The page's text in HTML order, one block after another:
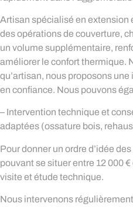
Artisan spécialisé en extension
des opérations de couverture,
un volume supplémentaire,
améliorer le confort thermique.
qu’artisan, nous proposons
en confiance. Nous pouvons
– Intervention technique et
adaptées (ossature bois,
Pour donner un ordre d’idée
pouvant se situer entre 12 000
visite et étude technique.
Nous intervenons